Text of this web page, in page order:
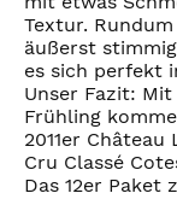
Textur.
äußerst
es sich perfekt
Unser Fazit:
Frühling
2011er
Cru Classé
Das 12er Paket